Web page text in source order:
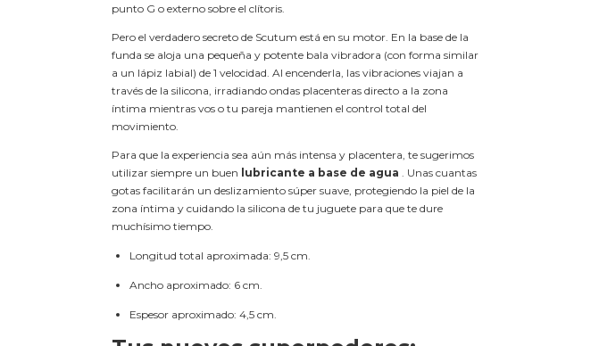
punto G o externo sobre el clítoris.
Pero el verdadero secreto de Scutum está en su motor. En la base de la
funda se aloja una pequeña y potente bala vibradora (con forma similar
a un lápiz labial) de 1 velocidad. Al encenderla, las vibraciones viajan a
través de la silicona, irradiando ondas placenteras directo a la zona
íntima mientras vos o tu pareja mantienen el control total del
movimiento.
Para que la experiencia sea aún más intensa y placentera, te sugerimos
utilizar siempre un buen lubricante a base de agua
. Unas cuantas
gotas facilitarán un deslizamiento súper suave, protegiendo la piel de la
zona íntima y cuidando la silicona de tu juguete para que te dure
muchísimo tiempo.
Longitud total aproximada: 9,5 cm.
Ancho aproximado: 6 cm.
Espesor aproximado: 4,5 cm.